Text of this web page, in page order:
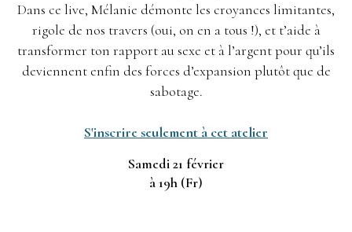
Dans ce live, Mélanie démonte les croyances limitantes,
rigole de nos travers (oui, on en a tous !), et t’aide à
transformer ton rapport au sexe et à l’argent pour qu’ils
deviennent enfin des forces d’expansion plutôt que de
sabotage.
S'inscrire seulement à cet atelier
Samedi 21 février
à 19h (Fr)